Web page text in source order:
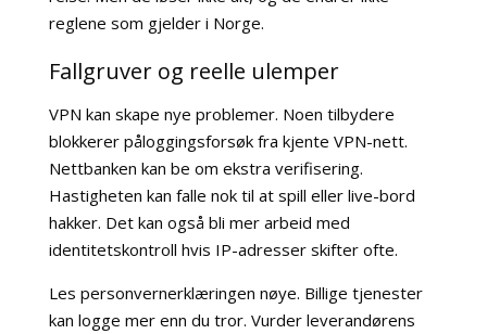
reglene som gjelder i Norge.
Fallgruver og reelle ulemper
VPN kan skape nye problemer. Noen tilbydere
blokkerer påloggingsforsøk fra kjente VPN-nett.
Nettbanken kan be om ekstra verifisering.
Hastigheten kan falle nok til at spill eller live-bord
hakker. Det kan også bli mer arbeid med
identitetskontroll hvis IP-adresser skifter ofte.
Les personvernerklæringen nøye. Billige tjenester
kan logge mer enn du tror. Vurder leverandørens